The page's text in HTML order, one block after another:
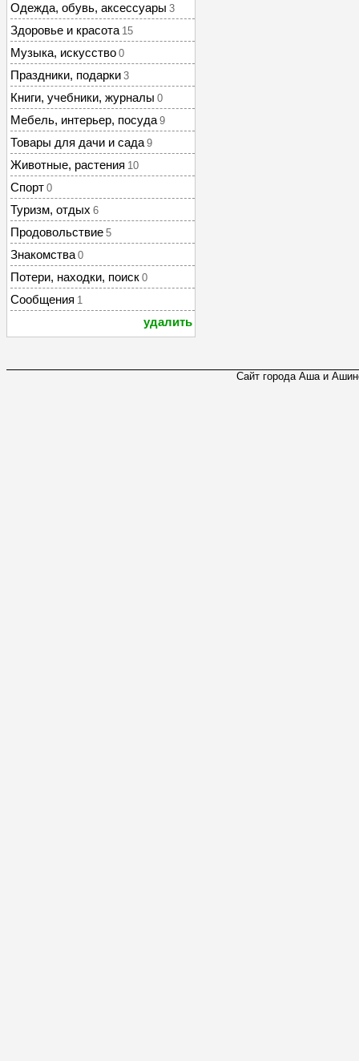
Одежда, обувь, аксессуары 3
Здоровье и красота 15
Музыка, искусство 0
Праздники, подарки 3
Книги, учебники, журналы 0
Мебель, интерьер, посуда 9
Товары для дачи и сада 9
Животные, растения 10
Спорт 0
Туризм, отдых 6
Продовольствие 5
Знакомства 0
Потери, находки, поиск 0
Сообщения 1
удалить
Сайт города Аша и